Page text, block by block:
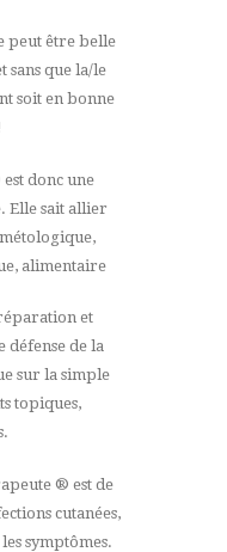
peut être belle
sans que la/le
soit en bonne
donc une
Elle sait allier
alimentaire
et
défense de la
sur la simple
topiques,
® est de
cutanées,
symptômes.